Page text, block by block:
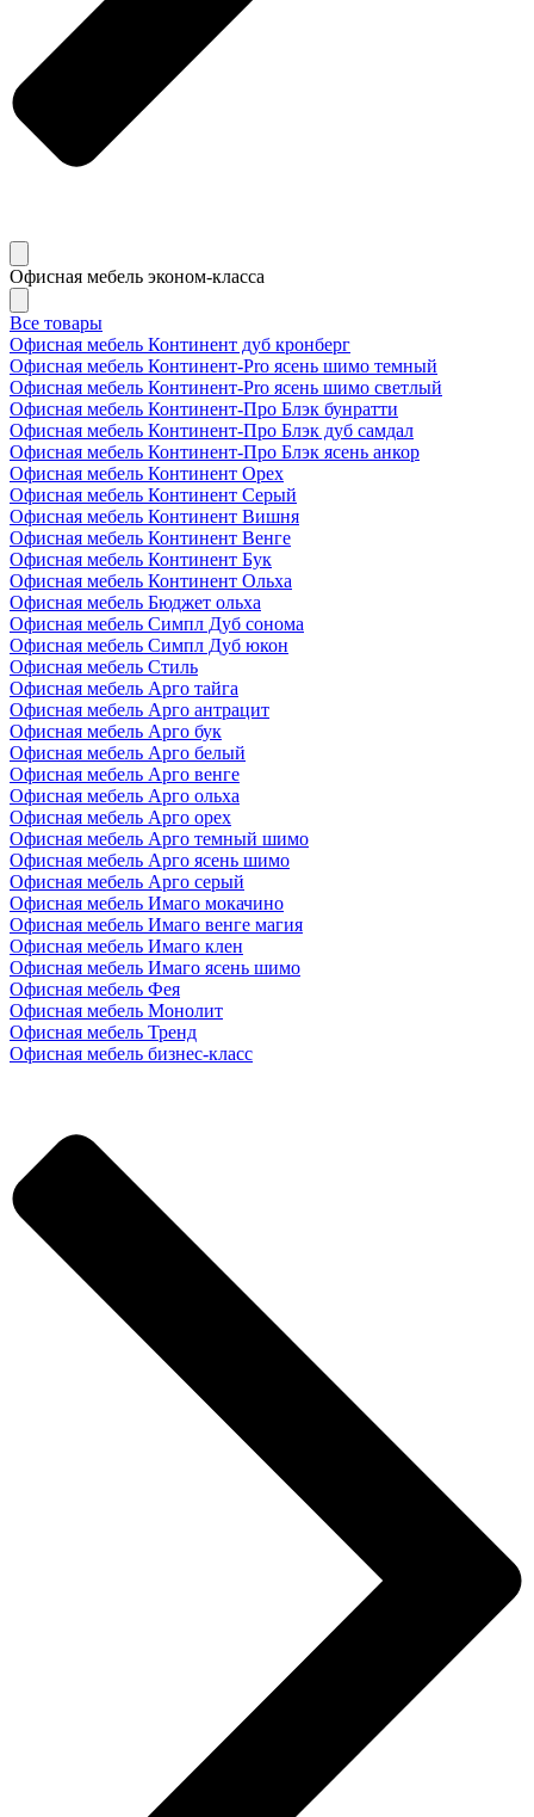
Офисная мебель эконом-класса
Все товары
Офисная мебель Континент дуб кронберг
Офисная мебель Континент-Pro ясень шимо темный
Офисная мебель Континент-Pro ясень шимо светлый
Офисная мебель Континент-Про Блэк бунратти
Офисная мебель Континент-Про Блэк дуб самдал
Офисная мебель Континент-Про Блэк ясень анкор
Офисная мебель Континент Орех
Офисная мебель Континент Серый
Офисная мебель Континент Вишня
Офисная мебель Континент Венге
Офисная мебель Континент Бук
Офисная мебель Континент Ольха
Офисная мебель Бюджет ольха
Офисная мебель Симпл Дуб сонома
Офисная мебель Симпл Дуб юкон
Офисная мебель Стиль
Офисная мебель Арго тайга
Офисная мебель Арго антрацит
Офисная мебель Арго бук
Офисная мебель Арго белый
Офисная мебель Арго венге
Офисная мебель Арго ольха
Офисная мебель Арго орех
Офисная мебель Арго темный шимо
Офисная мебель Арго ясень шимо
Офисная мебель Арго серый
Офисная мебель Имаго мокачино
Офисная мебель Имаго венге магия
Офисная мебель Имаго клен
Офисная мебель Имаго ясень шимо
Офисная мебель Фея
Офисная мебель Монолит
Офисная мебель Тренд
Офисная мебель бизнес-класс